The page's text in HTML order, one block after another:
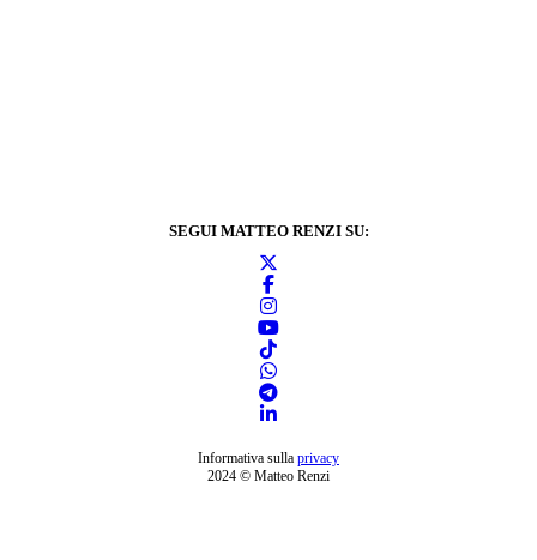
SEGUI MATTEO RENZI SU:
Informativa sulla privacy
2024 © Matteo Renzi